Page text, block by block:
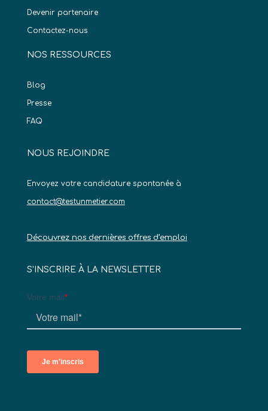
Devenir partenaire
Contactez-nous
NOS RESSOURCES
Blog
Presse
FAQ
NOUS REJOINDRE
Envoyez votre candidature spontanée à
contact@testunmetier.com
Découvrez nos dernières offres d’emploi
S’INSCRIRE À LA NEWSLETTER